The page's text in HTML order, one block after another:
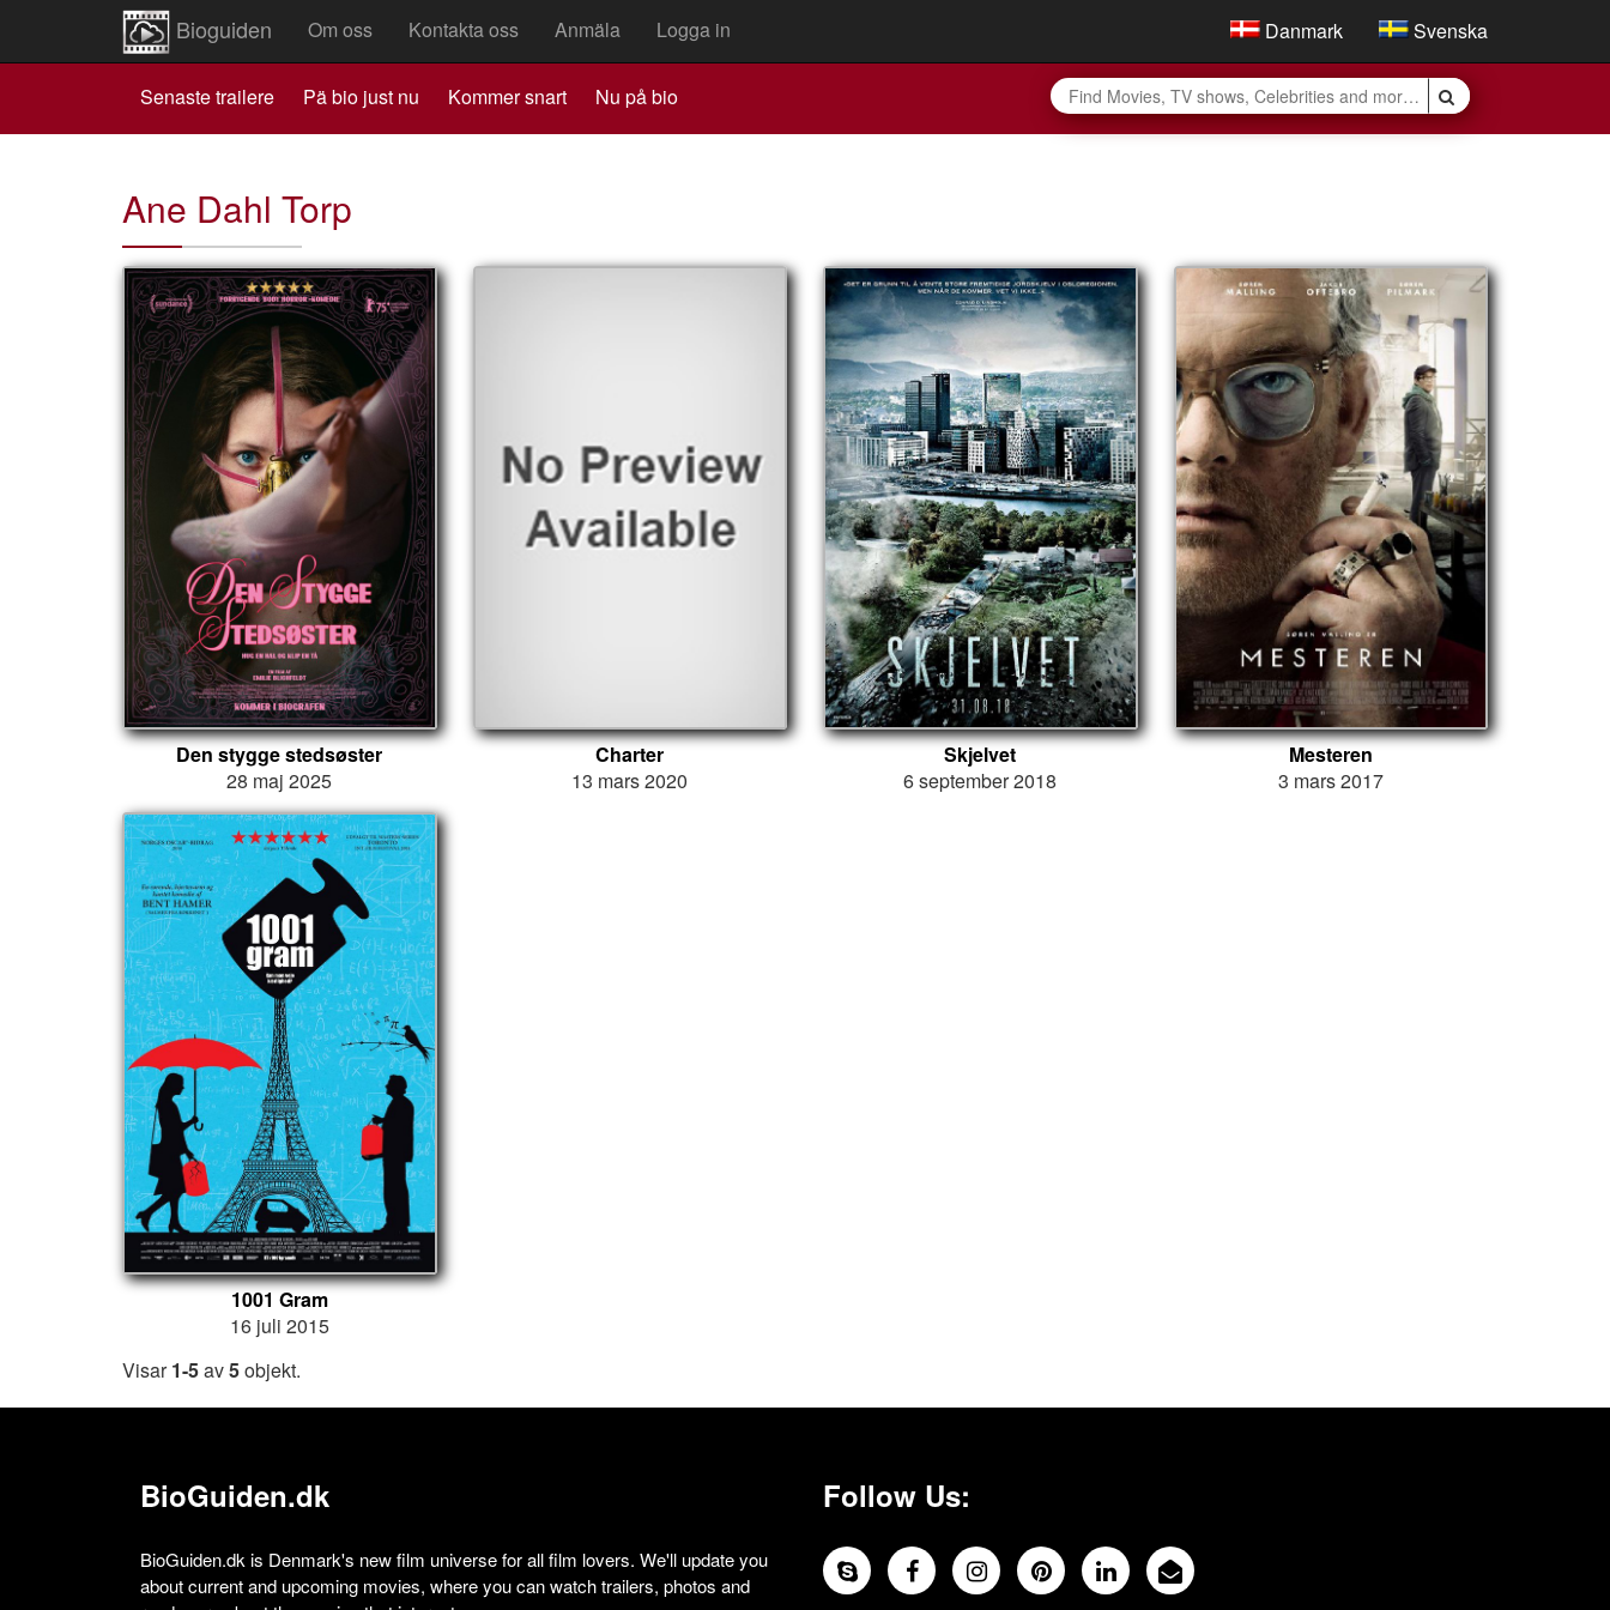
Bioguiden Om oss Kontakta oss Anmäla Logga in Danmark Svenska
Senaste trailere Pä bio just nu Kommer snart Nu på bio
Ane Dahl Torp
Den stygge stedsøster
28 maj 2025
Charter
13 mars 2020
Skjelvet
6 september 2018
Mesteren
3 mars 2017
1001 Gram
16 juli 2015
Visar1-5av5objekt.
BioGuiden.dk
BioGuiden.dk is Denmark's new film universe for all film lovers. We'll update you
about current and upcoming movies, where you can watch trailers, photos and
Follow Us: